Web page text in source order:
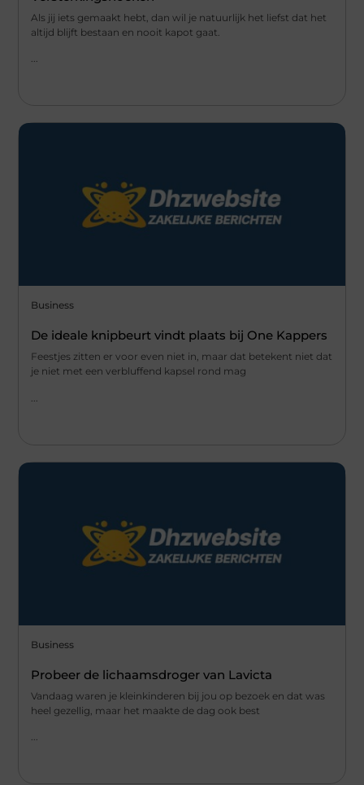
Als jij iets gemaakt hebt, dan wil je natuurlijk het liefst dat het
altijd blijft bestaan en nooit kapot gaat.
...
Business
De ideale knipbeurt vindt plaats bij One Kappers
Feestjes zitten er voor even niet in, maar dat betekent niet dat
je niet met een verbluffend kapsel rond mag
Business
Probeer de lichaamsdroger van Lavicta
Vandaag waren je kleinkinderen bij jou op bezoek en dat was
heel gezellig, maar het maakte de dag ook best
...